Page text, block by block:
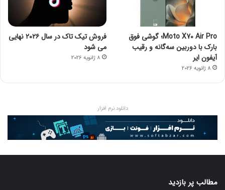
Moto X70 Air Pro؛ گوشی فوق
بارک با دوربین سه‌گانه و رقیب
آیفون ایر
8 ژانویه 2026
فروش تیک تاک در سال ۲۰۲۶ نهایی
می شود
8 ژانویه 2026
دانلود نرم افزار
مطالب پر بازدید